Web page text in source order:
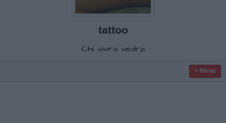
tattoo
Chi vivrà vedra
≡ Menu